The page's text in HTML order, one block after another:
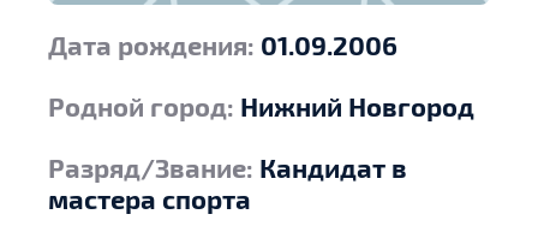
Дата рождения: 01.09.2006
Родной город: Нижний Новгород
Разряд/Звание: Кандидат в
мастера спорта